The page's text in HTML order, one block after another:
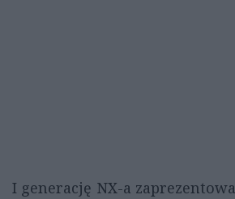
I generację NX-a